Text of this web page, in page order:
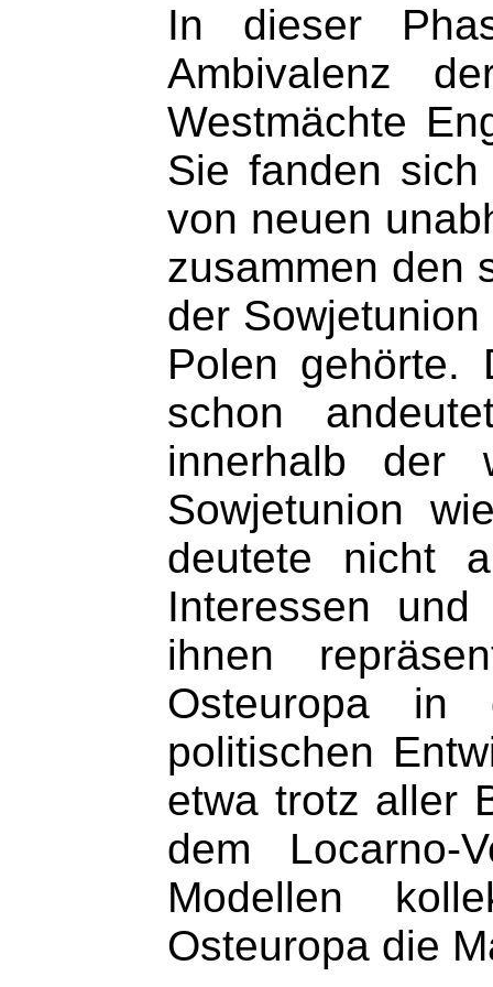
In dieser
Ambivalenz
Westmächte
Sie fanden
von neuen
zusammen den
der
Polen gehörte.
schon
innerhalb der
Sowjetunion
deutete nicht
Interessen
ihnen
Osteuropa in
politischen
etwa trotz aller
dem Locarno-
Modellen
Osteuropa die